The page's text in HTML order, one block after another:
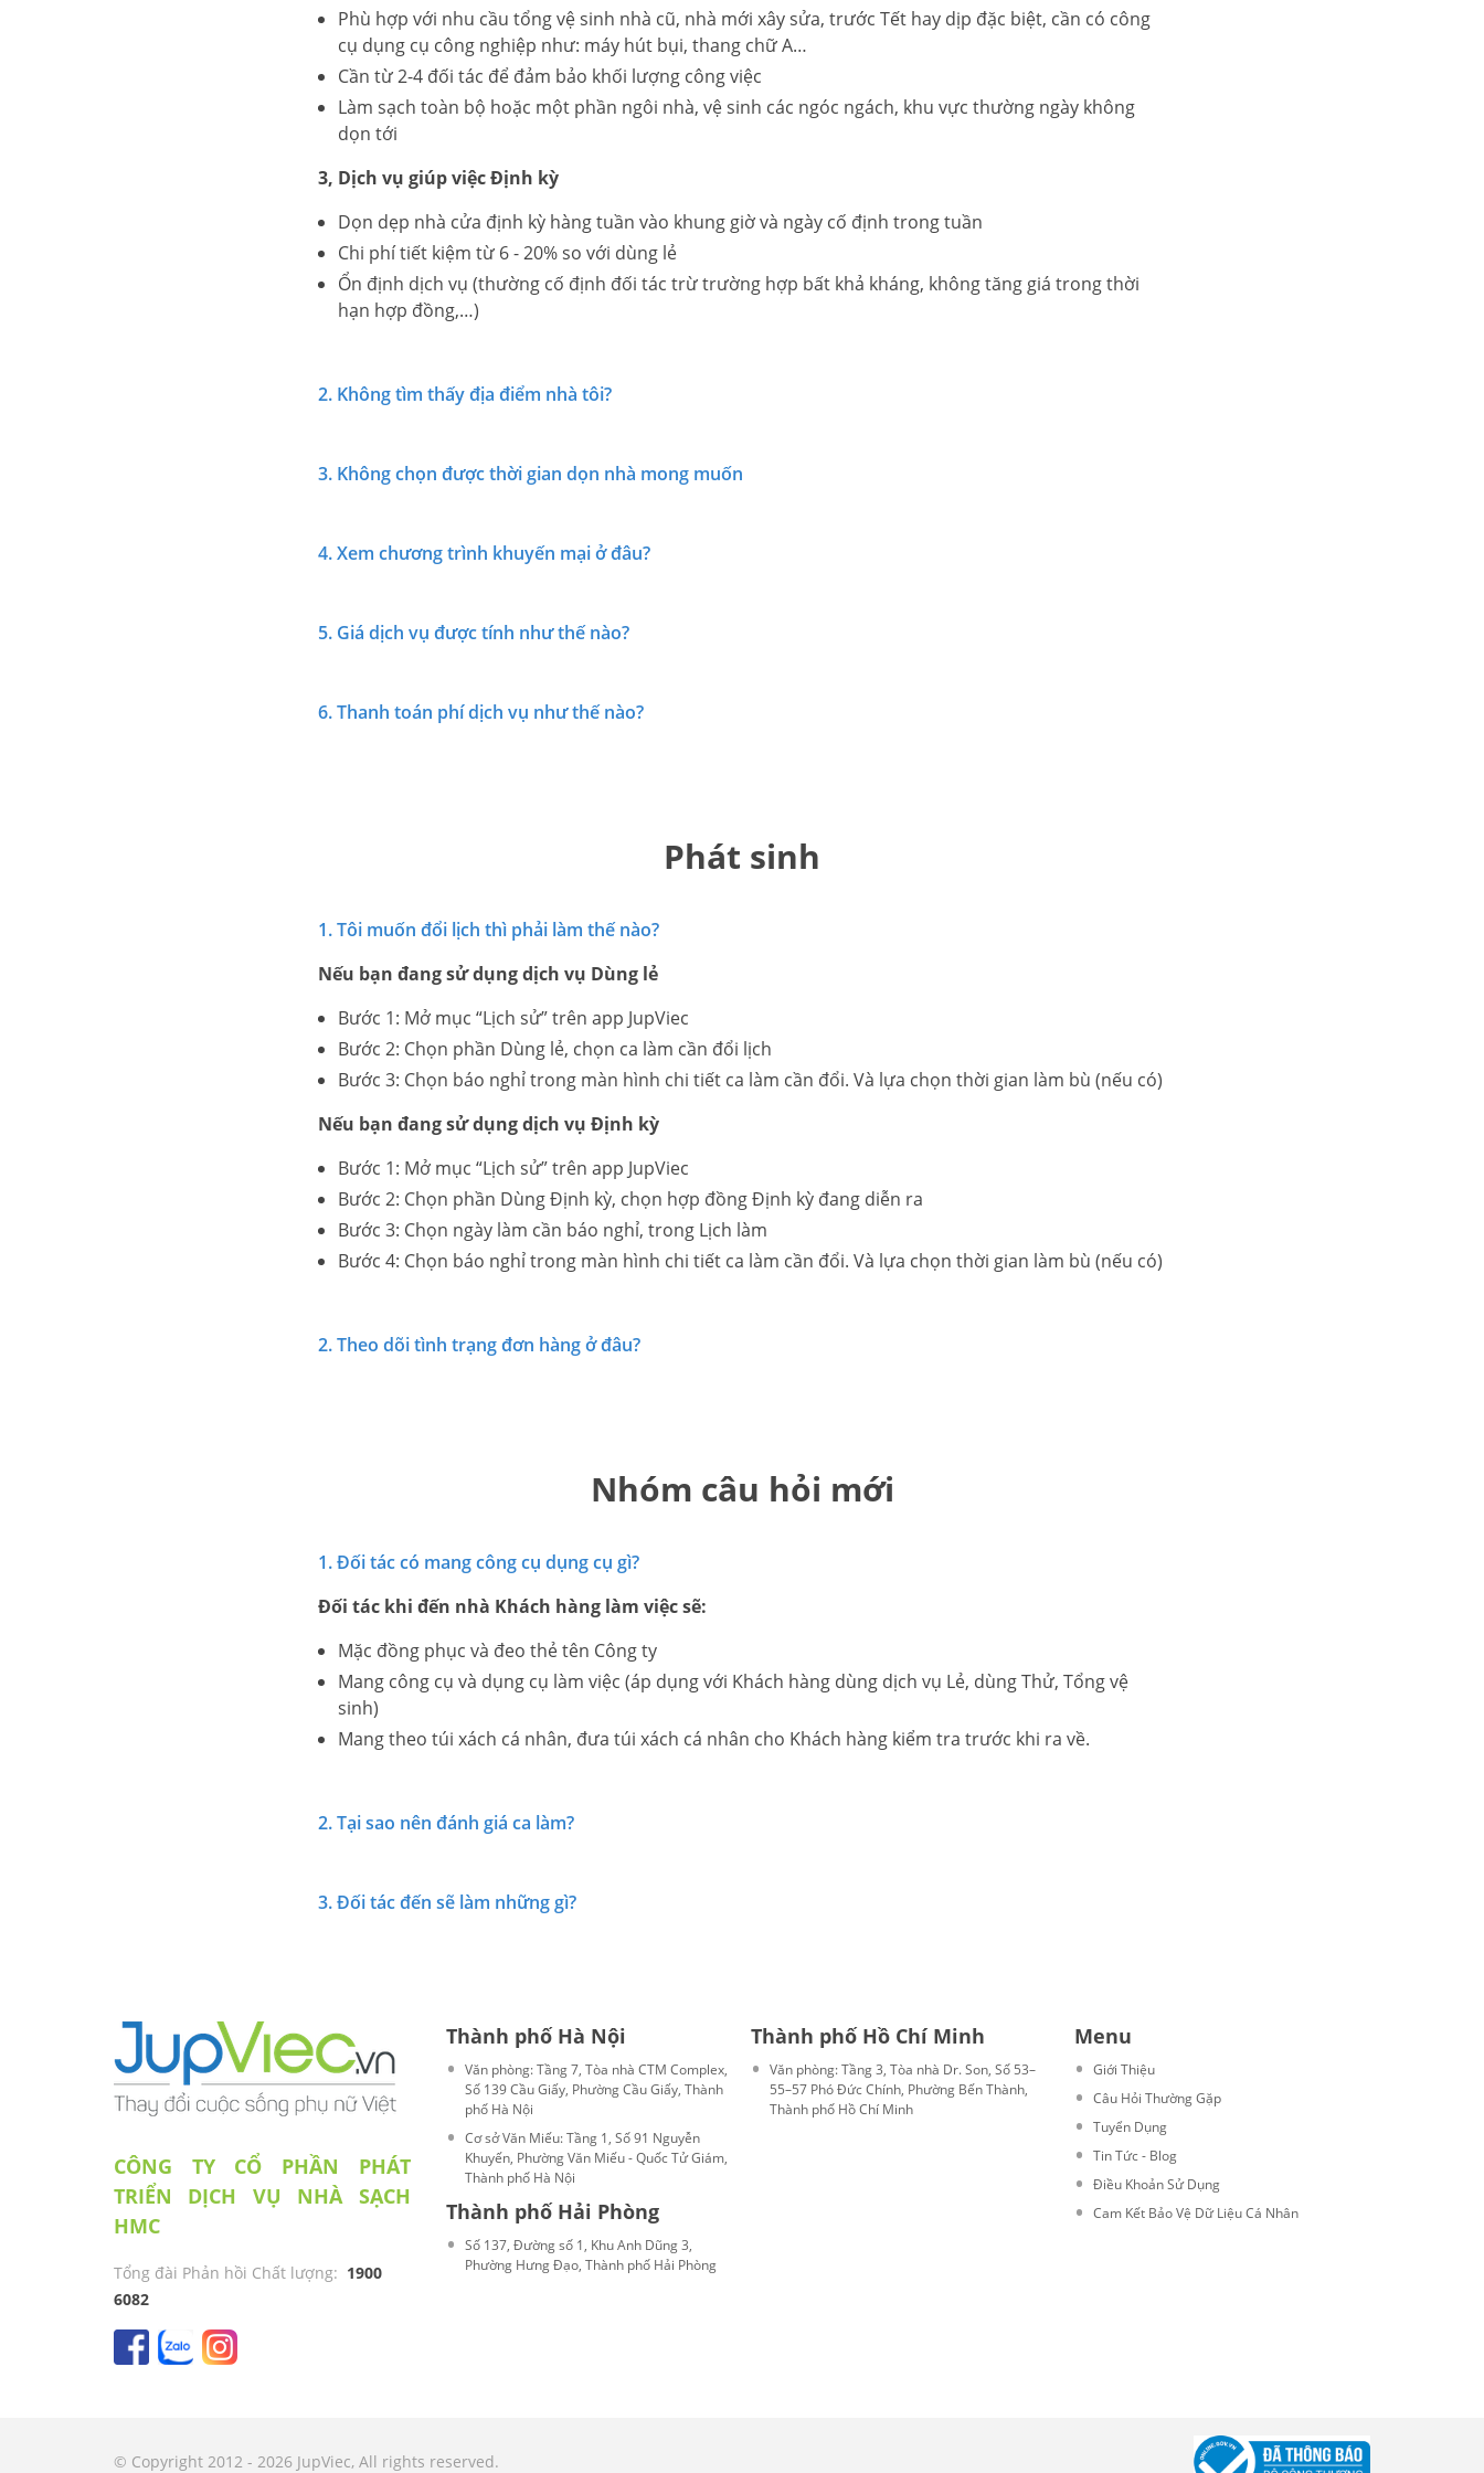
Phù hợp với nhu cầu tổng vệ sinh nhà cũ, nhà mới xây sửa, trước Tết hay dịp đặc biệt, cần có công
cụ dụng cụ công nghiệp như: máy hút bụi, thang chữ A…
Cần từ 2-4 đối tác để đảm bảo khối lượng công việc
Làm sạch toàn bộ hoặc một phần ngôi nhà, vệ sinh các ngóc ngách, khu vực thường ngày không
dọn tới
3, Dịch vụ giúp việc Định kỳ
Dọn dẹp nhà cửa định kỳ hàng tuần vào khung giờ và ngày cố định trong tuần
Chi phí tiết kiệm từ 6 - 20% so với dùng lẻ
Ổn định dịch vụ (thường cố định đối tác trừ trường hợp bất khả kháng, không tăng giá trong thời
hạn hợp đồng,…)
2. Không tìm thấy địa điểm nhà tôi?
3. Không chọn được thời gian dọn nhà mong muốn
4. Xem chương trình khuyến mại ở đâu?
5. Giá dịch vụ được tính như thế nào?
6. Thanh toán phí dịch vụ như thế nào?
Phát sinh
1. Tôi muốn đổi lịch thì phải làm thế nào?
Nếu bạn đang sử dụng dịch vụ Dùng lẻ
Bước 1: Mở mục “Lịch sử” trên app JupViec
Bước 2: Chọn phần Dùng lẻ, chọn ca làm cần đổi lịch
Bước 3: Chọn báo nghỉ trong màn hình chi tiết ca làm cần đổi. Và lựa chọn thời gian làm bù (nếu có)
Nếu bạn đang sử dụng dịch vụ Định kỳ
Bước 1: Mở mục “Lịch sử” trên app JupViec
Bước 2: Chọn phần Dùng Định kỳ, chọn hợp đồng Định kỳ đang diễn ra
Bước 3: Chọn ngày làm cần báo nghỉ, trong Lịch làm
Bước 4: Chọn báo nghỉ trong màn hình chi tiết ca làm cần đổi. Và lựa chọn thời gian làm bù (nếu có)
2. Theo dõi tình trạng đơn hàng ở đâu?
Nhóm câu hỏi mới
1. Đối tác có mang công cụ dụng cụ gì?
Đối tác khi đến nhà Khách hàng làm việc sẽ:
Mặc đồng phục và đeo thẻ tên Công ty
Mang công cụ và dụng cụ làm việc (áp dụng với Khách hàng dùng dịch vụ Lẻ, dùng Thử, Tổng vệ
sinh)
Mang theo túi xách cá nhân, đưa túi xách cá nhân cho Khách hàng kiểm tra trước khi ra về.
2. Tại sao nên đánh giá ca làm?
3. Đối tác đến sẽ làm những gì?
CÔNG TY CỔ PHẦN PHÁT
TRIỂN DỊCH VỤ NHÀ SẠCH
HMC
Tổng đài Phản hồi Chất lượng: 1900
6082
Thành phố Hà Nội
Văn phòng: Tầng 7, Tòa nhà CTM Complex,
Số 139 Cầu Giấy, Phường Cầu Giấy, Thành
phố Hà Nội
Cơ sở Văn Miếu: Tầng 1, Số 91 Nguyễn
Khuyến, Phường Văn Miếu - Quốc Tử Giám,
Thành phố Hà Nội
Thành phố Hải Phòng
Số 137, Đường số 1, Khu Anh Dũng 3,
Phường Hưng Đạo, Thành phố Hải Phòng
Thành phố Hồ Chí Minh
Văn phòng: Tầng 3, Tòa nhà Dr. Son, Số 53–
55–57 Phó Đức Chính, Phường Bến Thành,
Thành phố Hồ Chí Minh
Menu
Giới Thiệu
Câu Hỏi Thường Gặp
Tuyển Dụng
Tin Tức - Blog
Điều Khoản Sử Dụng
Cam Kết Bảo Vệ Dữ Liệu Cá Nhân
© Copyright 2012 - 2026 JupViec, All rights reserved.